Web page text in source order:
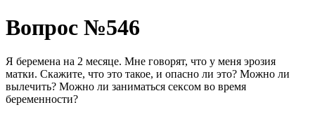
Вопрос №546
Я беремена на 2 месяце. Мне говорят, что у меня эрозия
матки. Скажите, что это такое, и опасно ли это? Можно ли
вылечить? Можно ли заниматься сексом во время
беременности?